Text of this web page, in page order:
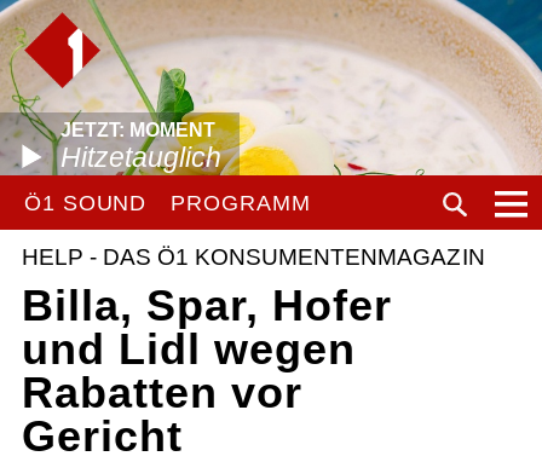
JETZT: MOMENT
Hitzetauglich
Ö1 SOUND PROGRAMM
HELP - DAS Ö1 KONSUMENTENMAGAZIN
Billa, Spar, Hofer
und Lidl wegen
Rabatten vor
Gericht